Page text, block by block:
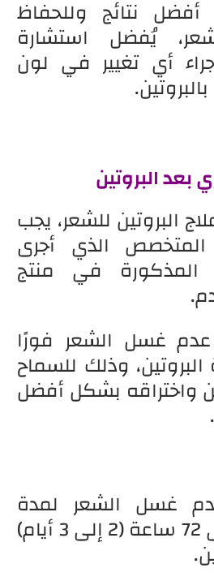
نتائج وللحفاظ
يُفضل استشارة
أي تغيير في لون
البروتين
البروتين للشعر، يجب
المتخصص الذي أجرى
المذكورة في منتج
غسل الشعر فورًا
وذلك للسماح
واختراقه بشكل أفضل
غسل الشعر لمدة
تتراوح بين 48 إلى 72 ساعة (2 إلى 3 أيام)